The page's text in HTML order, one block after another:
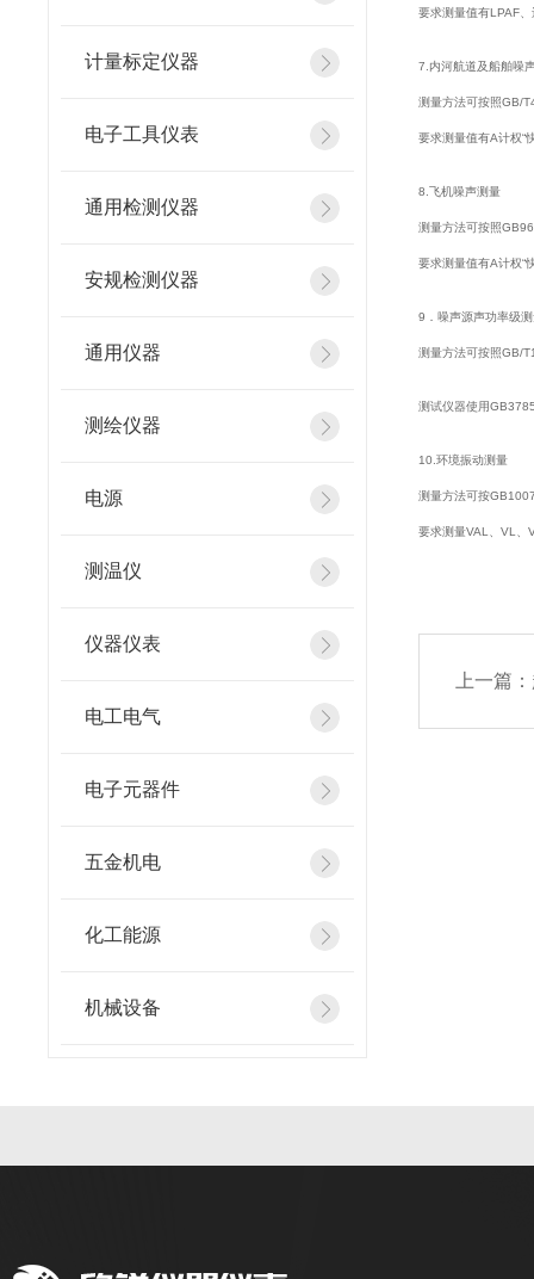
计量标定仪器
电子工具仪表
通用检测仪器
安规检测仪器
通用仪器
测绘仪器
电源
测温仪
仪器仪表
电工电气
电子元器件
五金机电
化工能源
机械设备
要求测量值有LPAF
7.内河航道及船舶
测量方法可按照
要求测量值有A计权“
8.飞机噪声测量
测量方法可按照
要求测量值有A计权“
9．噪声源声功率
测量方法可按照GB/
测试仪器使用
10.环境振动测
测量方法可按
要求测量VAL、VL、
上一篇：